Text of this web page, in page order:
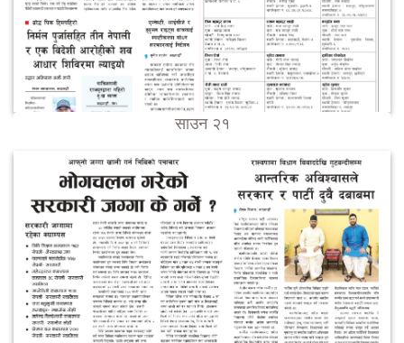
साउन २१